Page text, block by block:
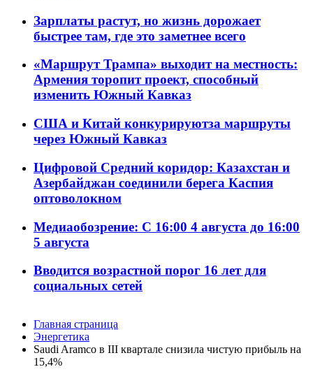
Зарплаты растут, но жизнь дорожает
быстрее там, где это заметнее всего
«Маршрут Трампа» выходит на местность:
Армения торопит проект, способный
изменить Южный Кавказ
США и Китай конкурируютза маршруты
через Южный Кавказ
Цифровой Средний коридор: Казахстан и
Азербайджан соединили берега Каспия
оптоволокном
Медиаобозрение: С 16:00 4 августа до 16:00
5 августа
Вводится возрастной порог 16 лет для
социальных сетей
Главная страница
Энергетика
Saudi Aramco в III квартале снизила чистую прибыль на
15,4%